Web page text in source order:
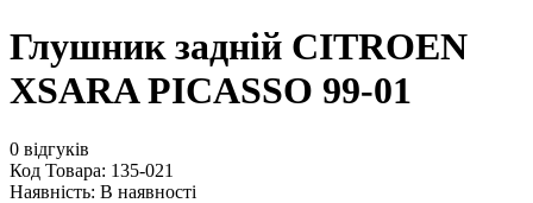
Глушник задній CITROEN
XSARA PICASSO 99-01
0 відгуків
Код Товара: 135-021
Наявність: В наявності